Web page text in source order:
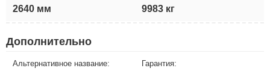
2640 мм 9983 кг
Дополнительно
Альтернативное название: Гарантия: